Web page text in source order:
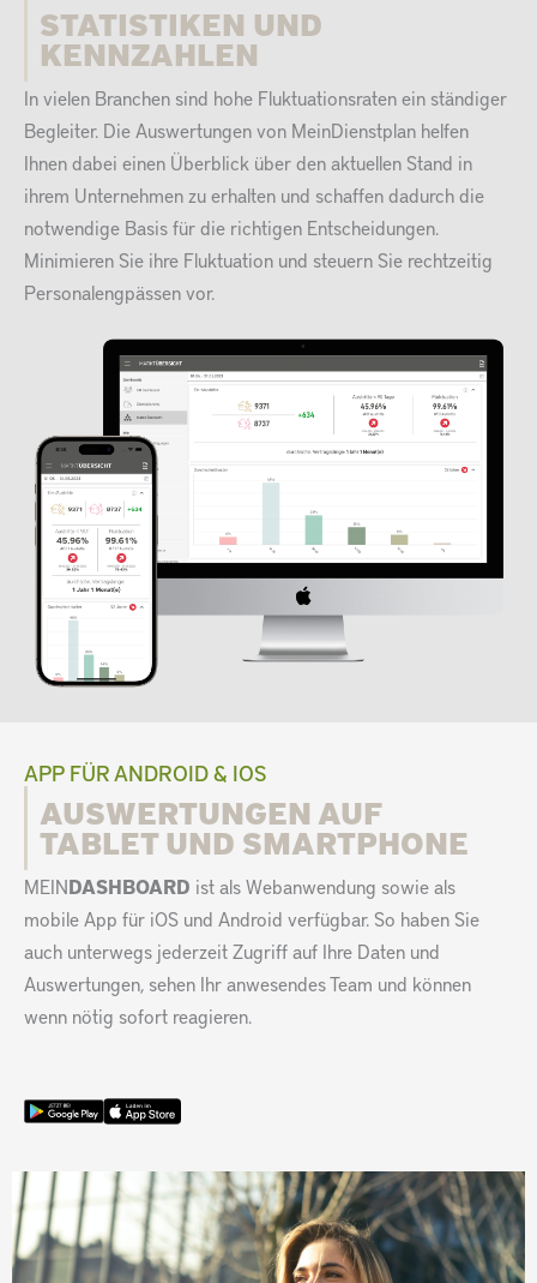
STATISTIKEN UND
KENNZAHLEN
In vielen Branchen sind hohe Fluktuationsraten ein ständiger
Begleiter. Die Auswertungen von MeinDienstplan helfen
Ihnen dabei einen Überblick über den aktuellen Stand in
ihrem Unternehmen zu erhalten und schaffen dadurch die
notwendige Basis für die richtigen Entscheidungen.
Minimieren Sie ihre Fluktuation und steuern Sie rechtzeitig
Personalengpässen vor.
APP FÜR ANDROID & IOS
AUSWERTUNGEN AUF
TABLET UND SMARTPHONE
MEINDASHBOARD ist als Webanwendung sowie als
mobile App für iOS und Android verfügbar. So haben Sie
auch unterwegs jederzeit Zugriff auf Ihre Daten und
Auswertungen, sehen Ihr anwesendes Team und können
wenn nötig sofort reagieren.